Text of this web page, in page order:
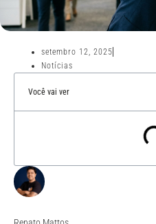
setembro 12, 2025
Notícias
Você vai ver